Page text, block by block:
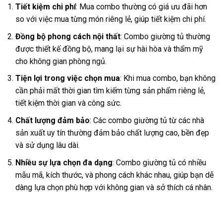
Tiết kiệm chi phí: Mua combo thường có giá ưu đãi hơn
so với việc mua từng món riêng lẻ, giúp tiết kiệm chi phí.
Đồng bộ phong cách nội thất: Combo giường tủ thường
được thiết kế đồng bộ, mang lại sự hài hòa và thẩm mỹ
cho không gian phòng ngủ.
Tiện lợi trong việc chọn mua: Khi mua combo, bạn không
cần phải mất thời gian tìm kiếm từng sản phẩm riêng lẻ,
tiết kiệm thời gian và công sức.
Chất lượng đảm bảo: Các combo giường tủ từ các nhà
sản xuất uy tín thường đảm bảo chất lượng cao, bền đẹp
và sử dụng lâu dài.
Nhiều sự lựa chọn đa dạng: Combo giường tủ có nhiều
mẫu mã, kích thước, và phong cách khác nhau, giúp bạn dễ
dàng lựa chọn phù hợp với không gian và sở thích cá nhân.